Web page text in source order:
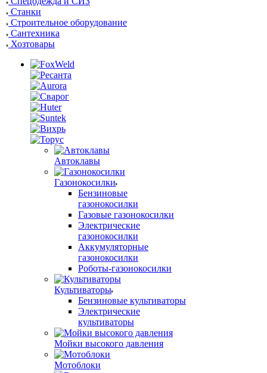
Станки
Строительное оборудование
Сантехника
Хозтовары
Автоклавы
Газонокосилки
Бензиновые
газонокосилки
Газовые газонокосилки
Электрические
газонокосилки
Аккумуляторные
газонокосилки
Роботы-газонокосилки
Культиваторы
Бензиновые культиваторы
Электрические
культиваторы
Мойки высокого давления
Мотоблоки